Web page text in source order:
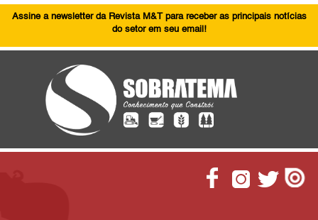
Assine a newsletter da Revista M&T para receber as principais notícias
do setor em seu email!